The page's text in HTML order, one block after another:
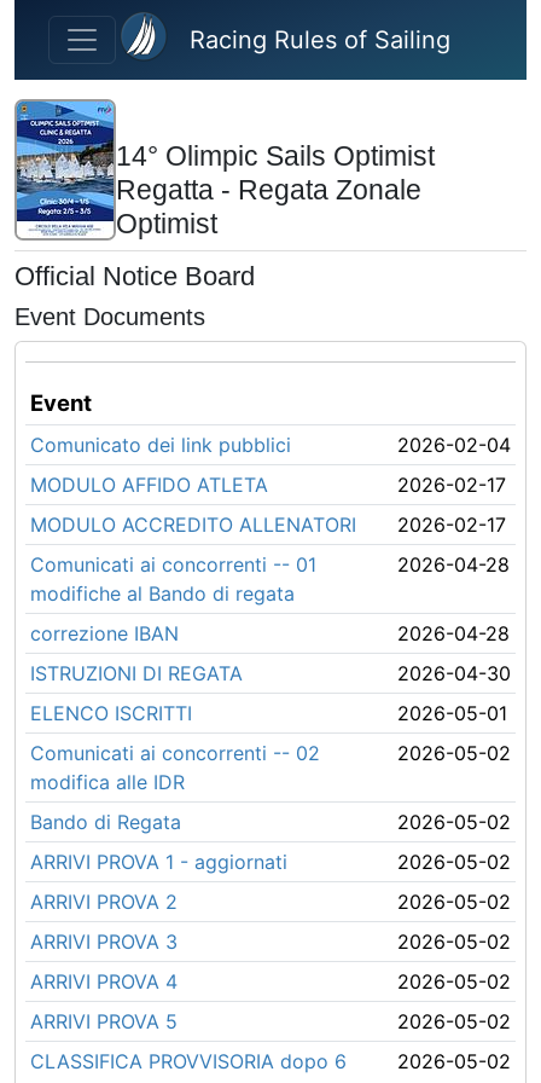
Skip to main content
Racing Rules of Sailing
14° Olimpic Sails Optimist
Regatta - Regata Zonale
Optimist
Official Notice Board
Event Documents
Event
Comunicato dei link pubblici
2026-02-04
MODULO AFFIDO ATLETA
2026-02-17
MODULO ACCREDITO ALLENATORI
2026-02-17
Comunicati ai concorrenti -- 01
modifiche al Bando di regata
2026-04-28
correzione IBAN
2026-04-28
ISTRUZIONI DI REGATA
2026-04-30
ELENCO ISCRITTI
2026-05-01
Comunicati ai concorrenti -- 02
modifica alle IDR
2026-05-02
Bando di Regata
2026-05-02
ARRIVI PROVA 1 - aggiornati
2026-05-02
ARRIVI PROVA 2
2026-05-02
ARRIVI PROVA 3
2026-05-02
ARRIVI PROVA 4
2026-05-02
ARRIVI PROVA 5
2026-05-02
CLASSIFICA PROVVISORIA dopo 6
2026-05-02